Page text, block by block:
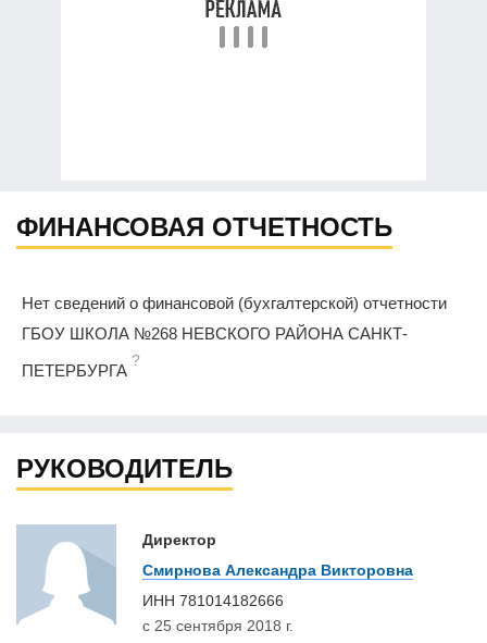
ФИНАНСОВАЯ ОТЧЕТНОСТЬ
Нет сведений о финансовой (бухгалтерской) отчетности
ГБОУ ШКОЛА №268 НЕВСКОГО РАЙОНА САНКТ-
ПЕТЕРБУРГА
?
РУКОВОДИТЕЛЬ
Директор
Смирнова Александра Викторовна
ИНН 781014182666
с 25 сентября 2018 г.